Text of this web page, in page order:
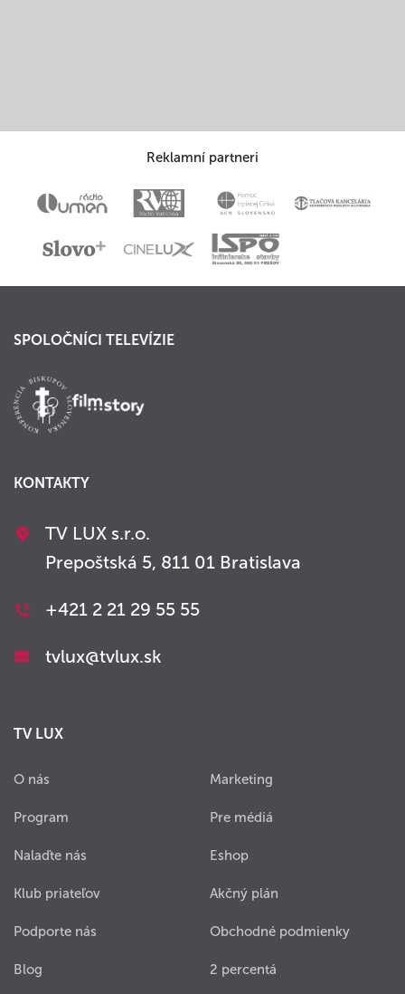
Reklamní partneri
SPOLOČNÍCI TELEVÍZIE
KONTAKTY
TV LUX s.r.o.
Prepoštská 5, 811 01 Bratislava
+421 2 21 29 55 55
tvlux@tvlux.sk
TV LUX
O nás
Program
Nalaďte nás
Klub priateľov
Podporte nás
Blog
Marketing
Pre médiá
Eshop
Akčný plán
Obchodné podmienky
2 percentá